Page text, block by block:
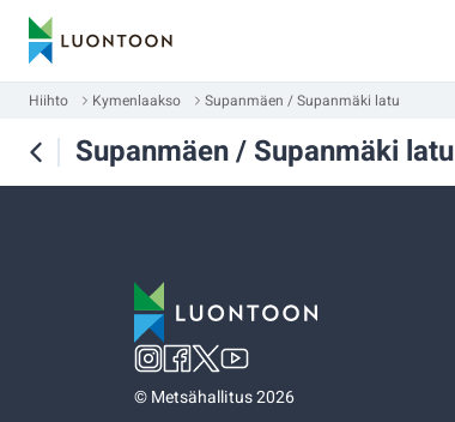
Hiihto Kymenlaakso Supanmäen / Supanmäki latu
Supanmäen / Supanmäki latu
©Metsähallitus 2026